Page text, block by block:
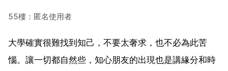
55樓：匿名使用者
大學確實很難找到知己，不要太奢求，也不必為此苦
惱。讓一切都自然些，知心朋友的出現也是講緣分和時